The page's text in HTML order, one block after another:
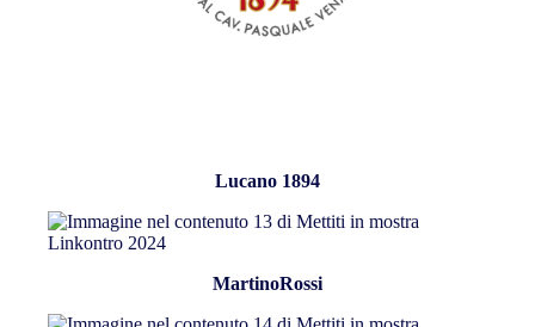
Lucano 1894
MartinoRossi